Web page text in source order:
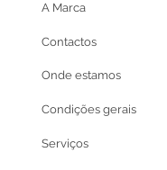
A Marca
Contactos
Onde estamos
Condições gerais
Serviços